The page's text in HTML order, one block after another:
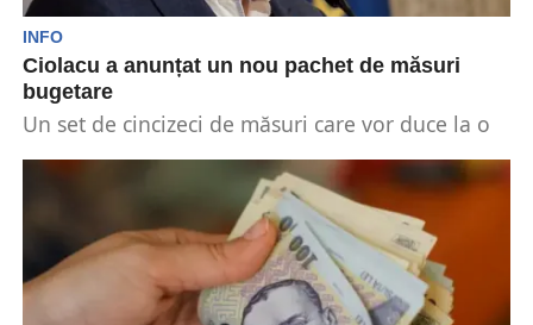
INFO
Ciolacu a anunțat un nou pachet de măsuri
bugetare
Un set de cincizeci de măsuri care vor duce la o